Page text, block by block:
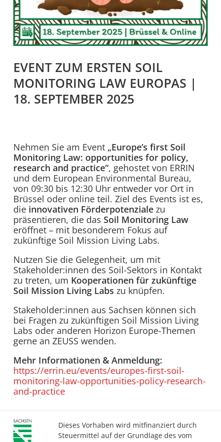
EVENT ZUM ERSTEN SOIL
MONITORING LAW EUROPAS |
18. SEPTEMBER 2025
Nehmen Sie am Event „Europe’s first Soil
Monitoring Law: opportunities for policy,
research and practice“, gehostet von ERRIN
und dem European Environmental Bureau,
von 09:30 bis 12:30 Uhr entweder vor Ort in
Brüssel oder online teil. Ziel des Events ist es,
die innovativen Förderpotenziale zu
präsentieren, die das Soil Monitoring Law
eröffnet – mit besonderem Fokus auf
zukünftige Soil Mission Living Labs.
Nutzen Sie die Gelegenheit, um mit
Stakeholder:innen des Soil-Sektors in Kontakt
zu treten, um Kooperationen für zukünftige
Soil Mission Living Labs zu knüpfen.
Stakeholder:innen aus Sachsen können sich
bei Fragen zu zukünftigen Soil Mission Living
Labs oder anderen Horizon Europe-Themen
gerne an ZEUSS wenden.
Mehr Informationen & Anmeldung:
https://errin.eu/events/europes-first-soil-
monitoring-law-opportunities-policy-research-
and-practice
Dieses Vorhaben wird mitfinanziert durch
Steuermittel auf der Grundlage des vom